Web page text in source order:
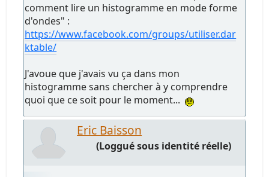
comment lire un histogramme en mode forme
d'ondes" :
https://www.facebook.com/groups/utiliser.dar
ktable/
J'avoue que j'avais vu ça dans mon
histogramme sans chercher à y comprendre
quoi que ce soit pour le moment...
Eric Baisson
(Loggué sous identité réelle)